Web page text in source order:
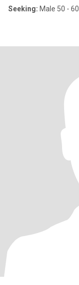
Seeking: Male 50 - 60